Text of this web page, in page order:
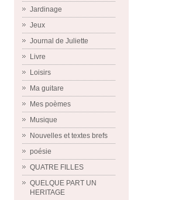
Jardinage
Jeux
Journal de Juliette
Livre
Loisirs
Ma guitare
Mes poèmes
Musique
Nouvelles et textes brefs
poésie
QUATRE FILLES
QUELQUE PART UN
HERITAGE